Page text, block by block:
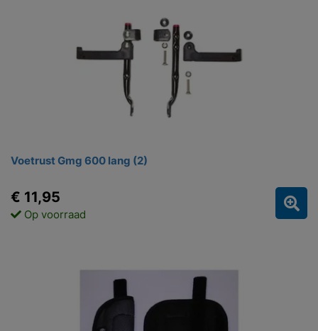
Voetrust Gmg 600 lang (2)
€ 11,95
Op voorraad